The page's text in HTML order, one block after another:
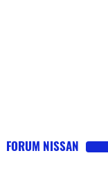
FORUM NISSAN